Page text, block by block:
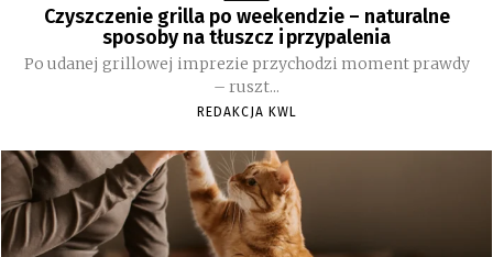
Czyszczenie grilla po weekendzie – naturalne
sposoby na tłuszcz i przypalenia
Po udanej grillowej imprezie przychodzi moment prawdy
– ruszt...
REDAKCJA KWL